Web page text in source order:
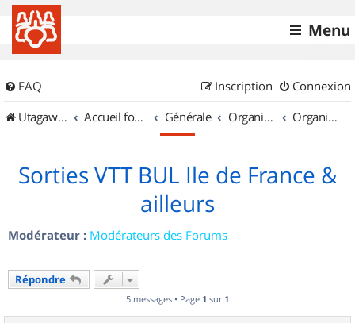
Menu
FAQ Connexion
Inscription
UtagawaVTT (Randos VTT et VTTAE avec traces GPS)
Accueil forum Générale Organisation de sorties & Recherche de partenaires Organisation de sorties en région Île de France
Sorties VTT BUL Ile de France &
ailleurs
Modérateur : Modérateurs des Forums
Répondre
5 messages • Page 1 sur 1